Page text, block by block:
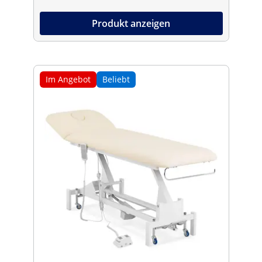
Produkt anzeigen
Im Angebot Beliebt